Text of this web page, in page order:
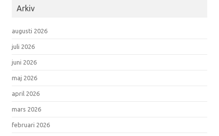
Arkiv
augusti 2026
juli 2026
juni 2026
maj 2026
april 2026
mars 2026
februari 2026